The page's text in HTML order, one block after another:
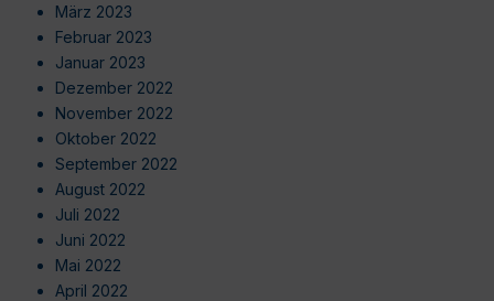
März 2023
Februar 2023
Januar 2023
Dezember 2022
November 2022
Oktober 2022
September 2022
August 2022
Juli 2022
Juni 2022
Mai 2022
April 2022